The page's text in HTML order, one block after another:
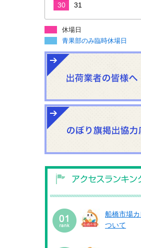
30
31
休場日
青果部のみ臨時休場日
船橋市場
ついて